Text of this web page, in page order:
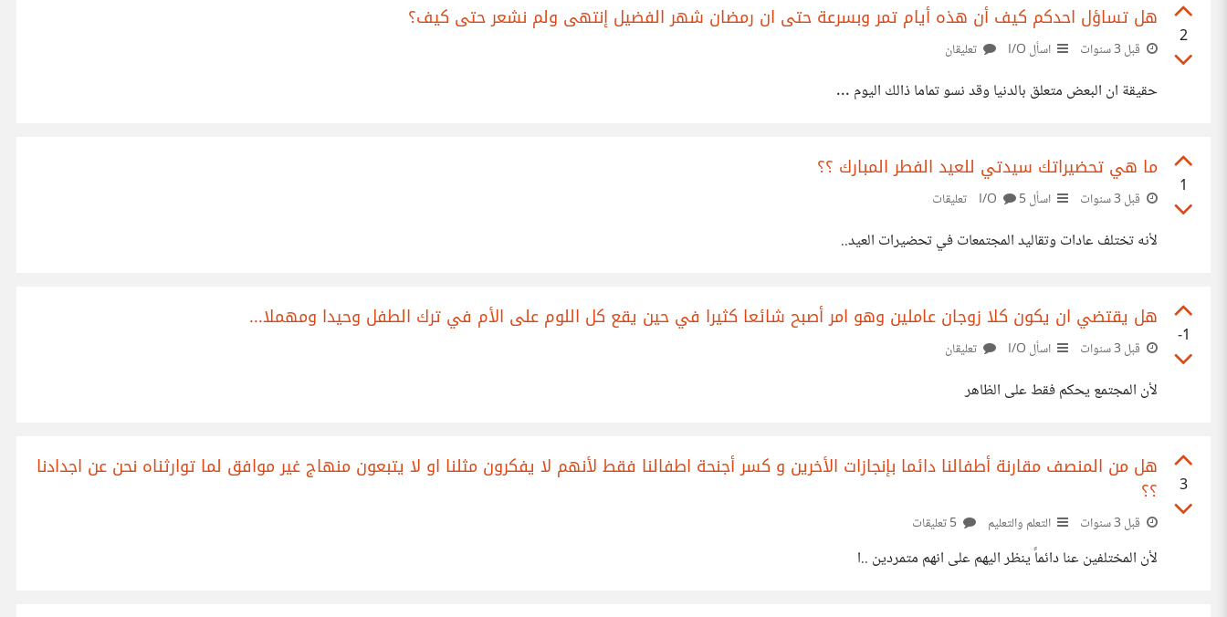
2
هل تساؤل احدكم كيف أن هذه أيام تمر وبسرعة حتى ان رمضان شهر الفضيل إنتهى ولم نشعر حتى كيف؟
قبل 3 سنوات اسأل I/O تعليقان
حقيقة ان البعض متعلق بالدنيا وقد نسو تماما ذالك اليوم ...
1
ما هي تحضيراتك سيدتي للعيد الفطر المبارك ؟؟
قبل 3 سنوات اسأل I/O 5 تعليقات
لأنه تختلف عادات وتقاليد المجتمعات في تحضيرات العيد..
-1
هل يقتضي ان يكون كلا زوجان عاملين وهو امر أصبح شائعا كثيرا في حين يقع كل اللوم على الأم في ترك الطفل وحيدا ومهملا...
قبل 3 سنوات اسأل I/O تعليقان
لأن المجتمع يحكم فقط على الظاهر
3
هل من المنصف مقارنة أطفالنا دائما بإنجازات الأخرين و كسر أجنحة اطفالنا فقط لأنهم لا يفكرون مثلنا او لا يتبعون منهاج غير موافق لما توارثناه نحن عن اجدادنا
؟؟
قبل 3 سنوات التعلم والتعليم
لأن المختلفين عنا دائماً ينظر اليهم على انهم متمردين ..ا